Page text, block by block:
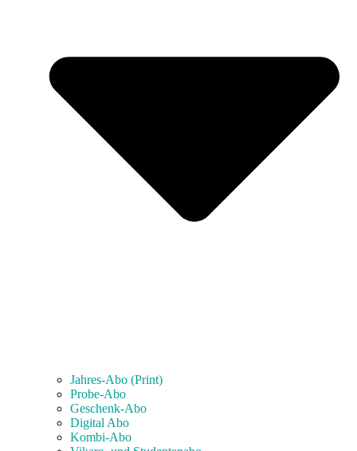
Jahres-Abo (Print)
Probe-Abo
Geschenk-Abo
Digital Abo
Kombi-Abo